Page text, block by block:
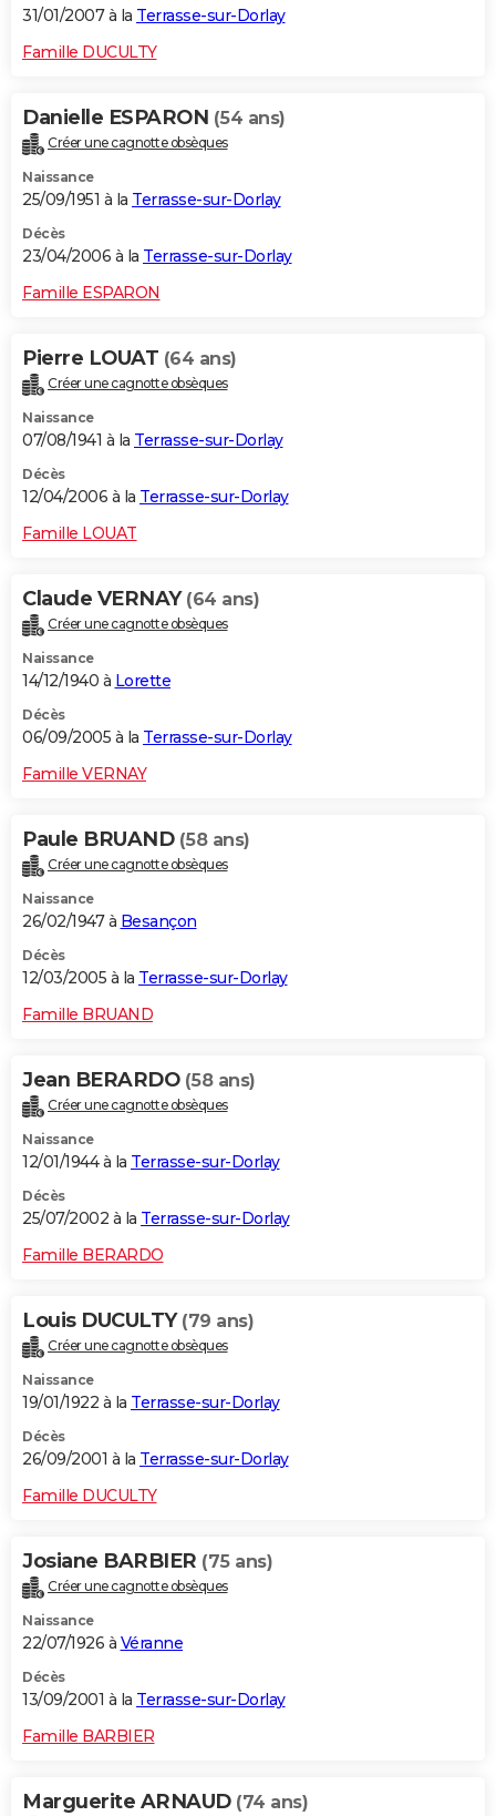
31/01/2007 à la Terrasse-sur-Dorlay
Famille DUCULTY
Danielle ESPARON (54 ans)
Créer une cagnotte obsèques
Naissance
25/09/1951 à la Terrasse-sur-Dorlay
Décès
23/04/2006 à la Terrasse-sur-Dorlay
Famille ESPARON
Pierre LOUAT (64 ans)
Créer une cagnotte obsèques
Naissance
07/08/1941 à la Terrasse-sur-Dorlay
Décès
12/04/2006 à la Terrasse-sur-Dorlay
Famille LOUAT
Claude VERNAY (64 ans)
Créer une cagnotte obsèques
Naissance
14/12/1940 à Lorette
Décès
06/09/2005 à la Terrasse-sur-Dorlay
Famille VERNAY
Paule BRUAND (58 ans)
Créer une cagnotte obsèques
Naissance
26/02/1947 à Besançon
Décès
12/03/2005 à la Terrasse-sur-Dorlay
Famille BRUAND
Jean BERARDO (58 ans)
Créer une cagnotte obsèques
Naissance
12/01/1944 à la Terrasse-sur-Dorlay
Décès
25/07/2002 à la Terrasse-sur-Dorlay
Famille BERARDO
Louis DUCULTY (79 ans)
Créer une cagnotte obsèques
Naissance
19/01/1922 à la Terrasse-sur-Dorlay
Décès
26/09/2001 à la Terrasse-sur-Dorlay
Famille DUCULTY
Josiane BARBIER (75 ans)
Créer une cagnotte obsèques
Naissance
22/07/1926 à Véranne
Décès
13/09/2001 à la Terrasse-sur-Dorlay
Famille BARBIER
Marguerite ARNAUD (74 ans)